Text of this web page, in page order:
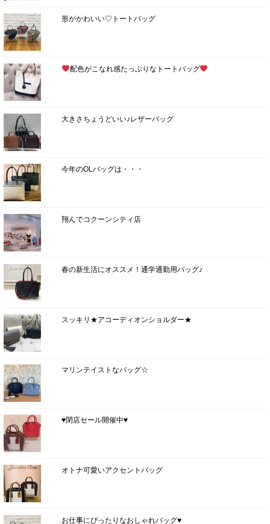
形がかわいい♡トートバッグ
配色がこなれ感たっぷりなトートバッグ
大きさちょうどいい♪レザーバッグ
今年のOLバッグは・・・
翔んでコクーンシティ店
春の新生活にオススメ！通学通勤用バッグ♪
スッキリ★アコーディオンショルダー★
マリンテイストなバッグ☆
♥閉店セール開催中♥
オトナ可愛いアクセントバッグ
お仕事にぴったりなおしゃれバッグ♥